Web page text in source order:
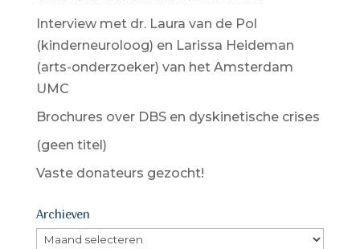
Interview met dr. Laura van de Pol
(kinderneuroloog) en Larissa Heideman
(arts-onderzoeker) van het Amsterdam
UMC
Brochures over DBS en dyskinetische crises
(geen titel)
Vaste donateurs gezocht!
Archieven
Archieven